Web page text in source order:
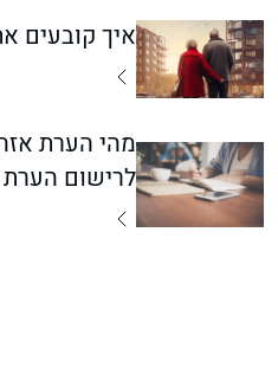
איך קובעים
מהי הערת
לרישום